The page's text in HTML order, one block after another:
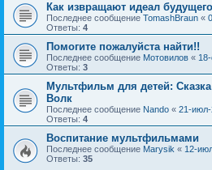
Как извращают идеал
Последнее сообщение TomashBraun «
Ответы: 4
Помогите пожалуйста найти!!
Последнее сообщение Мотовилов «
Ответы: 3
Мультфильм для детей:
Волк
Последнее сообщение Nando « 21-июл-
Ответы: 4
Воспитание мультфильмами
Последнее сообщение Marysik « 12-
Ответы: 35